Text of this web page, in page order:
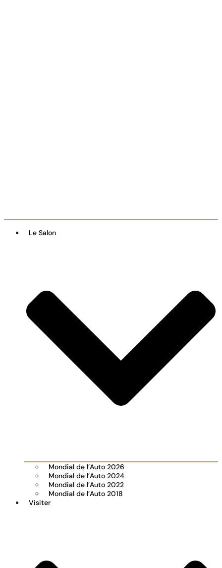
Le Salon
Mondial de l’Auto 2026
Mondial de l’Auto 2024
Mondial de l’Auto 2022
Mondial de l’Auto 2018
Visiter